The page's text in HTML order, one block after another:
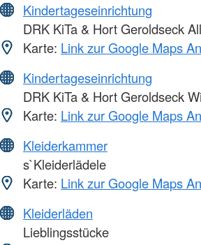
Kindertageseinrichtung
DRK KiTa & Hort Geroldseck
Karte: Link zur Google Maps
Kindertageseinrichtung
DRK KiTa & Hort Geroldseck
Karte: Link zur Google Maps
Kleiderkammer
s`Kleiderlädele
Karte: Link zur Google Maps
Kleiderläden
Lieblingsstücke